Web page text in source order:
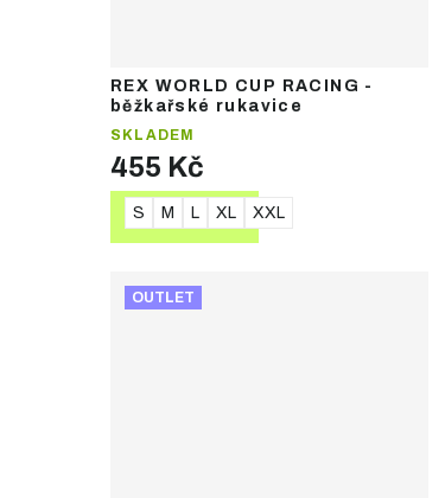
REX WORLD CUP RACING -
běžkařské rukavice
SKLADEM
455 Kč
DETAIL
S M L XL XXL
OUTLET